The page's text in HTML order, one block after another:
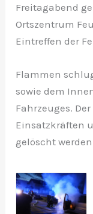
Freitagabend
Ortszentrum
Eintreffen der
Flammen
sowie dem
Fahrzeuges.
Einsatzkräften
gelöscht